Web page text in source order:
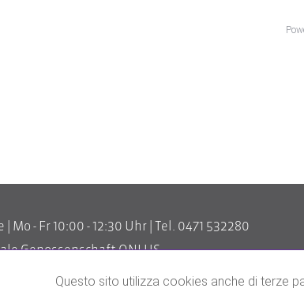
Mo - Fr 10:00 - 12:30 Uhr | Tel. 0471 532280
Genossenschaft ONLUS
info@piattaformaresistenze.it
Questo sito utilizza cookies anche di terze